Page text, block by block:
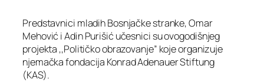
Predstavnici mladih Bosnjačke stranke, Omar
Mehović i Adin Purišić učesnici su ovogodišnjeg
projekta ,,Političko obrazovanje” koje organizuje
njemačka fondacija Konrad Adenauer Stiftung
(KAS).